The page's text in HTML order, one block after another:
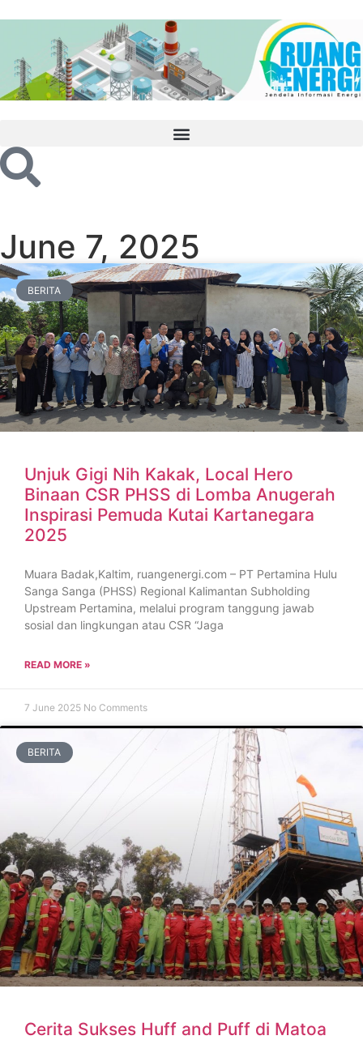
June 7, 2025
BERITA
Unjuk Gigi Nih Kakak, Local Hero
Binaan CSR PHSS di Lomba Anugerah
Inspirasi Pemuda Kutai Kartanegara
2025
Muara Badak,Kaltim, ruangenergi.com – PT Pertamina Hulu
Sanga Sanga (PHSS) Regional Kalimantan Subholding
Upstream Pertamina, melalui program tanggung jawab
sosial dan lingkungan atau CSR “Jaga
READ MORE »
7 June 2025 No Comments
BERITA
Cerita Sukses Huff and Puff di Matoa